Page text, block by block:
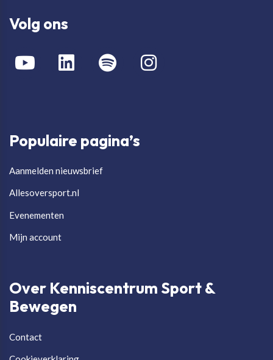
Volg ons
Populaire pagina’s
Aanmelden nieuwsbrief
Allesoversport.nl
Evenementen
Mijn account
Over Kenniscentrum Sport &
Bewegen
Contact